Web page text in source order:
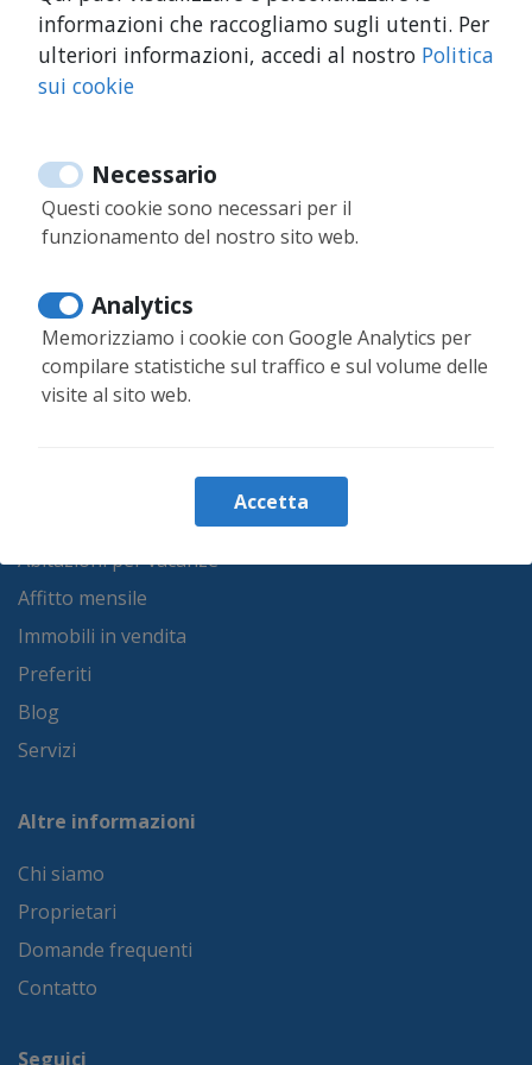
C’è una reception o deposito bagagli?
Come posso prenotare dalla web?
34 644 347 218
info@moontenerife.com
Informazioni sulle prenotazioni
Abitazioni per vacanze
Affitto mensile
Immobili in vendita
Preferiti
Blog
Servizi
Altre informazioni
Chi siamo
Proprietari
Domande frequenti
Contatto
Seguici
informazioni che raccogliamo sugli utenti. Per
ulteriori informazioni, accedi al nostro Politica
sui cookie
Necessario
Questi cookie sono necessari per il
funzionamento del nostro sito web.
Analytics
Memorizziamo i cookie con Google Analytics per
compilare statistiche sul traffico e sul volume delle
visite al sito web.
Accetta